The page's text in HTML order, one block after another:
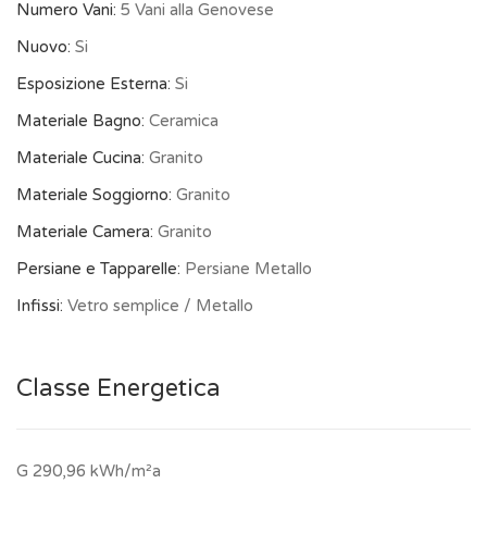
Numero Vani: 5 Vani alla Genovese
Nuovo: Si
Esposizione Esterna: Si
Materiale Bagno: Ceramica
Materiale Cucina: Granito
Materiale Soggiorno: Granito
Materiale Camera: Granito
Persiane e Tapparelle: Persiane Metallo
Infissi: Vetro semplice / Metallo
Classe Energetica
G 290,96 kWh/m²a